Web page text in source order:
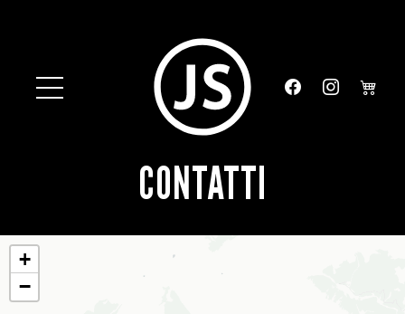
CONTATTI
+
−